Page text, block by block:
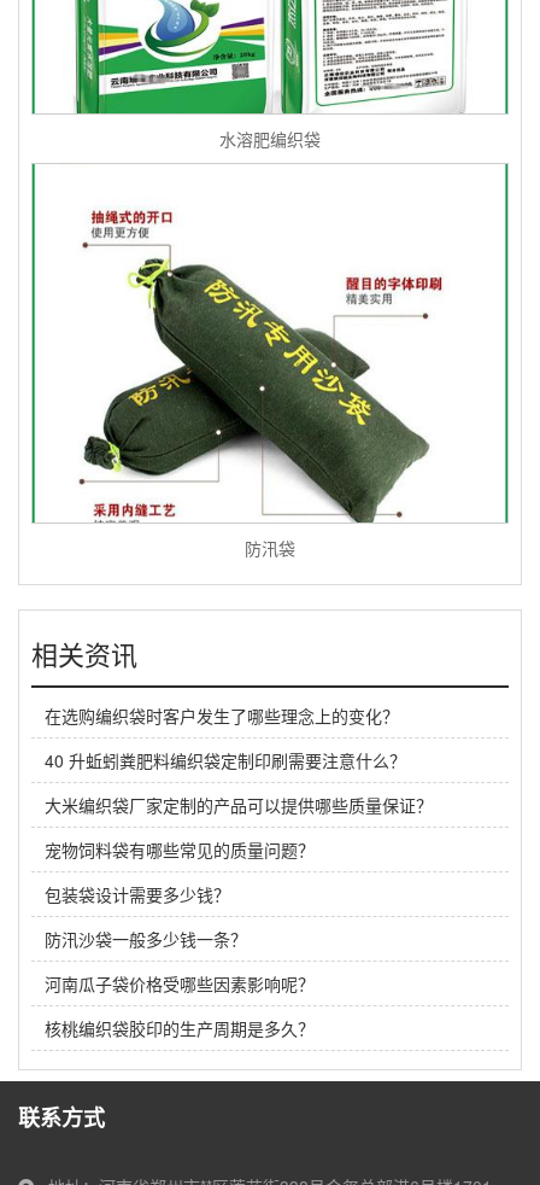
水溶肥编织袋
防汛袋
相关资讯
在选购编织袋时客户发生了哪些理念上的变化？
40 升蚯蚓粪肥料编织袋定制印刷需要注意什么？
大米编织袋厂家定制的产品可以提供哪些质量保证？
宠物饲料袋有哪些常见的质量问题？
包装袋设计需要多少钱？
防汛沙袋一般多少钱一条？
河南瓜子袋价格受哪些因素影响呢？
核桃编织袋胶印的生产周期是多久？
联系方式